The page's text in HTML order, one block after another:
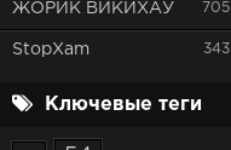
ЖОРИК ВИКИХАУ 705
StopXam 343
Ключевые теги